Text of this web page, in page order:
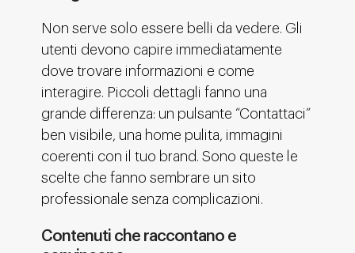
Non serve solo essere belli da vedere. Gli
utenti devono capire immediatamente
dove trovare informazioni e come
interagire. Piccoli dettagli fanno una
grande differenza: un pulsante “Contattaci”
ben visibile, una home pulita, immagini
coerenti con il tuo brand. Sono queste le
scelte che fanno sembrare un sito
professionale senza complicazioni.
Contenuti che raccontano e